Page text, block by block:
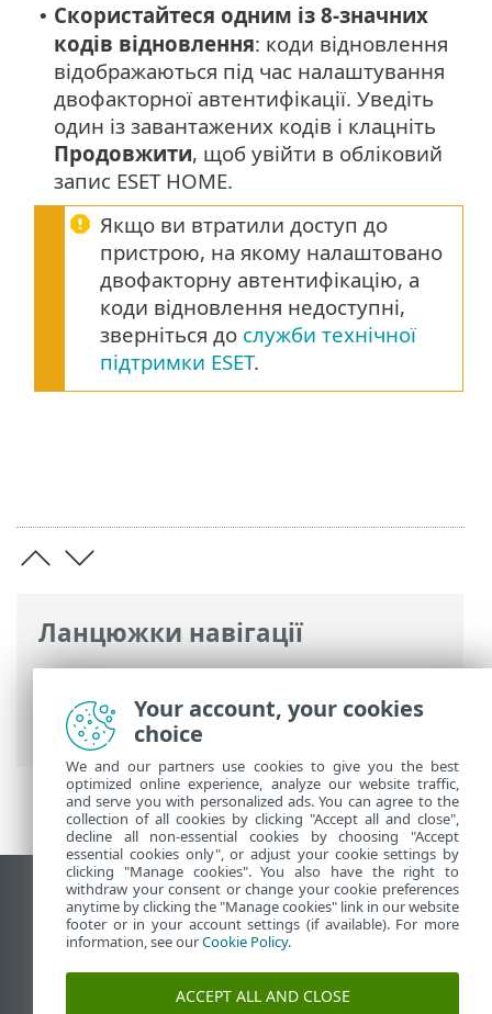
Ланцюжки навігації
Інтерактивна довідка ESET>ESET HOME
Робота з ESET HOME> Двофакторна
автентифікація
• Скористайтеся одним із 8-значних
кодів відновлення: коди відновлення
відображаються під час налаштування
двофакторної автентифікації. Уведіть
один із завантажених кодів і клацніть
Продовжити, щоб увійти в обліковий
запис ESET HOME.
Якщо ви втратили доступ до
пристрою, на якому налаштовано
двофакторну автентифікацію, а
коди відновлення недоступні,
зверніться до служби технічної
підтримки ESET.
Переглянути повну версію
End of Life
База знань ESET
Your account, your cookies
choice
We and our partners use cookies to give you the best
optimized online experience, analyze our website traffic,
and serve you with personalized ads. You can agree to the
collection of all cookies by clicking "Accept all and close",
decline all non-essential cookies by choosing "Accept
essential cookies only", or adjust your cookie settings by
clicking "Manage cookies". You also have the right to
withdraw your consent or change your cookie preferences
anytime by clicking the "Manage cookies" link in our website
footer or in your account settings (if available). For more
information, see ourCookie Policy.
ACCEPT ALL AND CLOSE